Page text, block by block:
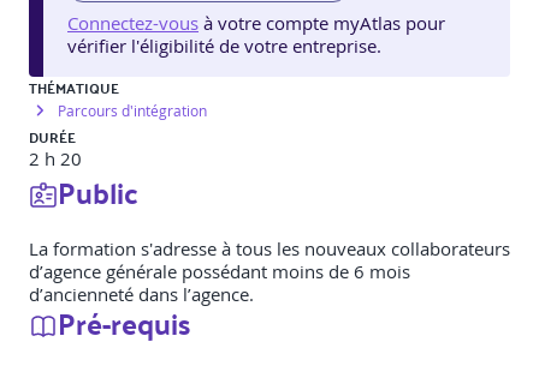
Connectez-vous à votre compte myAtlas pour
vérifier l'éligibilité de votre entreprise.
THÉMATIQUE
Parcours d'intégration
DURÉE
2 h 20
Public
La formation s'adresse à tous les nouveaux collaborateurs
d’agence générale possédant moins de 6 mois
d’ancienneté dans l’agence.
Pré-requis